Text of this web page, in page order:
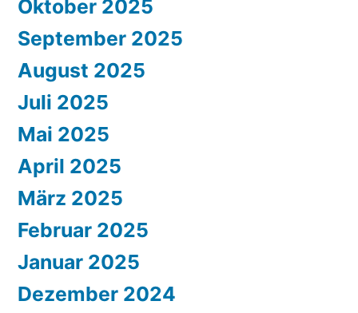
Oktober 2025
September 2025
August 2025
Juli 2025
Mai 2025
April 2025
März 2025
Februar 2025
Januar 2025
Dezember 2024